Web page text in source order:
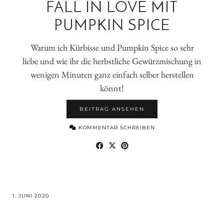
FALL IN LOVE MIT
PUMPKIN SPICE
Warum ich Kürbisse und Pumpkin Spice so sehr
liebe und wie ihr die herbstliche Gewürzmischung in
wenigen Minuten ganz einfach selber herstellen
könnt!
BEITRAG ANSEHEN
KOMMENTAR SCHREIBEN
1. JUNI 2020